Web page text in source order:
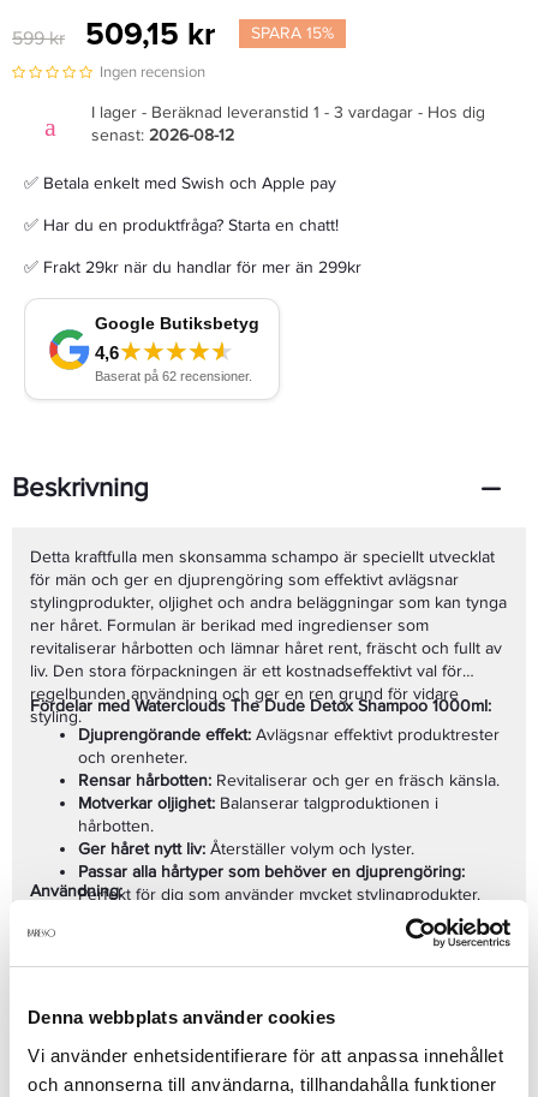
Denna webbplats använder cookies
Vi använder enhetsidentifierare för att anpassa innehållet
och annonserna till användarna, tillhandahålla funktioner
599 kr 509,15 kr SPARA 15%
Ingen recension
I lager - Beräknad leveranstid 1 - 3 vardagar - Hos dig
senast: 2026-08-12
✅ Betala enkelt med Swish och Apple pay
✅ Har du en produktfråga? Starta en chatt!
✅ Frakt 29kr när du handlar för mer än 299kr
Beskrivning
Detta kraftfulla men skonsamma schampo är speciellt utvecklat
för män och ger en djuprengöring som effektivt avlägsnar
stylingprodukter, oljighet och andra beläggningar som kan tynga
ner håret. Formulan är berikad med ingredienser som
revitaliserar hårbotten och lämnar håret rent, fräscht och fullt av
liv. Den stora förpackningen är ett kostnadseffektivt val för
regelbunden användning och ger en ren grund för vidare
styling.
Fördelar med Waterclouds The Dude Detox Shampoo 1000ml:
Djuprengörande effekt: Avlägsnar effektivt produktrester
och orenheter.
Rensar hårbotten: Revitaliserar och ger en fräsch känsla.
Motverkar oljighet: Balanserar talgproduktionen i
hårbotten.
Ger håret nytt liv: Återställer volym och lyster.
Passar alla hårtyper som behöver en djuprengöring:
Perfekt för dig som använder mycket stylingprodukter.
Ekonomiskt och räcker länge.
Större volym för regelbunden
användning.
Användning:
Applicera en lämplig mängd Waterclouds The Dude Detox
Shampoo i hårbotten och massera upp ett rikligt lödder.
Skölj noggrant med vatten.
du känner att håret behöver en extra djuprengöring. Följ
gärna upp med ett återfuktande balsam från Waterclouds
Se mer